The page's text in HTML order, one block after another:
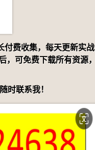
付费收集，每天更新实战
，可免费下载所有资源，
时联系我！